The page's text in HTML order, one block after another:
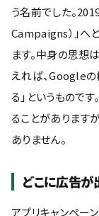
う名前でした。
Campaigns）」へ
ます。中身の思想
えれば、Google
る」というもので
ることがあります
ありません。
どこに広告
アプリキャンペー